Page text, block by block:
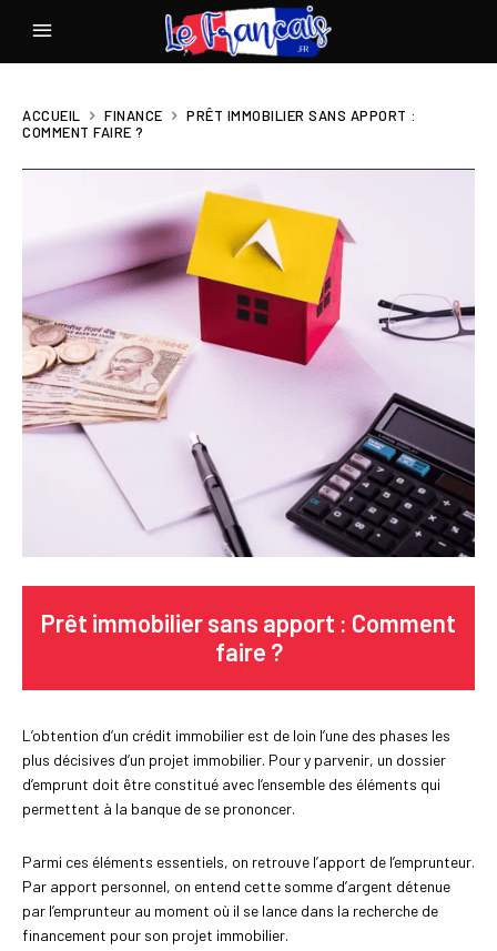
ACCUEIL FINANCE
PRÊT IMMOBILIER SANS APPORT :
COMMENT FAIRE ?
Prêt immobilier sans apport : Comment
faire ?
L’obtention d’un crédit immobilier est de loin l’une des phases les
plus décisives d’un projet immobilier. Pour y parvenir, un dossier
d’emprunt doit être constitué avec l’ensemble des éléments qui
permettent à la banque de se prononcer.
Parmi ces éléments essentiels, on retrouve l’apport de l’emprunteur.
Par apport personnel, on entend cette somme d’argent détenue
par l’emprunteur au moment où il se lance dans la recherche de
financement pour son projet immobilier.